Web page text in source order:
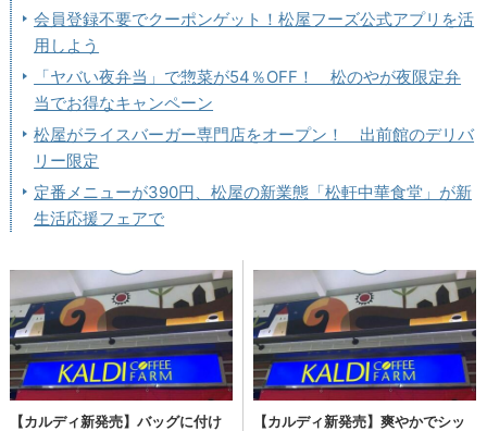
会員登録不要でクーポンゲット！松屋フーズ公式アプリを活
用しよう
「ヤバい夜弁当」で惣菜が54％OFF！ 松のやが夜限定弁
当でお得なキャンペーン
松屋がライスバーガー専門店をオープン！ 出前館のデリバ
リー限定
定番メニューが390円、松屋の新業態「松軒中華食堂」が新
生活応援フェアで